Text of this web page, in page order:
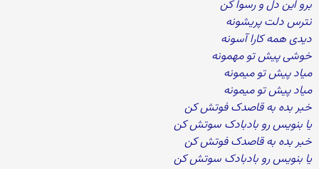
برو این دل و رسوا کن
نترس دلت پریشونه
دیدی همه کارا آسونه
خوشی پیش تو مهمونه
میاد پیش تو میمونه
میاد پیش تو میمونه
خبر بده به قاصدک فوتش کن
یا بنویس رو بادبادک سوتش کن
خبر بده به قاصدک فوتش کن
یا بنویس رو بادبادک سوتش کن